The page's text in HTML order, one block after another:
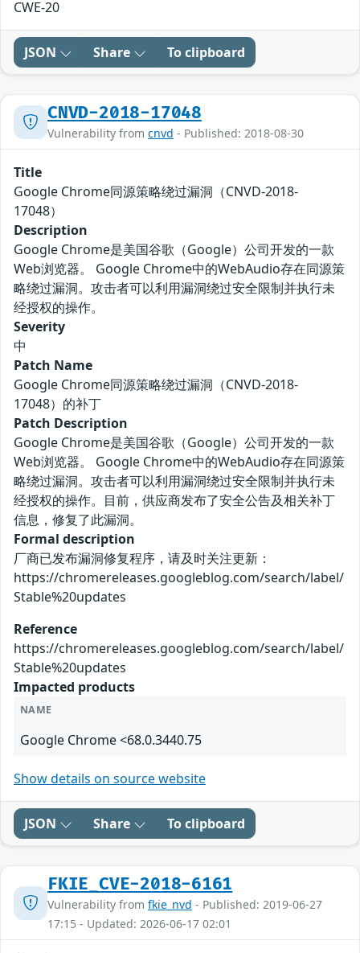
CWE-20
JSON Share To clipboard
CNVD-2018-17048
Vulnerability from cnvd - Published: 2018-08-30
Title
Google Chrome同源策略绕过漏洞（CNVD-2018-
17048）
Description
Google Chrome是美国谷歌（Google）公司开发的一款
Web浏览器。 Google Chrome中的WebAudio存在同源策
略绕过漏洞。攻击者可以利用漏洞绕过安全限制并执行未
经授权的操作。
Severity
中
Patch Name
Google Chrome同源策略绕过漏洞（CNVD-2018-
17048）的补丁
Patch Description
Google Chrome是美国谷歌（Google）公司开发的一款
Web浏览器。 Google Chrome中的WebAudio存在同源策
略绕过漏洞。攻击者可以利用漏洞绕过安全限制并执行未
经授权的操作。目前，供应商发布了安全公告及相关补丁
信息，修复了此漏洞。
Formal description
厂商已发布漏洞修复程序，请及时关注更新：
https://chromereleases.googleblog.com/search/label/
Stable%20updates
Reference
https://chromereleases.googleblog.com/search/label/
Stable%20updates
Impacted products
NAME
Google Chrome <68.0.3440.75
Show details on source website
JSON Share To clipboard
FKIE_CVE-2018-6161
Vulnerability from fkie_nvd - Published: 2019-06-27
17:15 - Updated: 2026-06-17 02:01